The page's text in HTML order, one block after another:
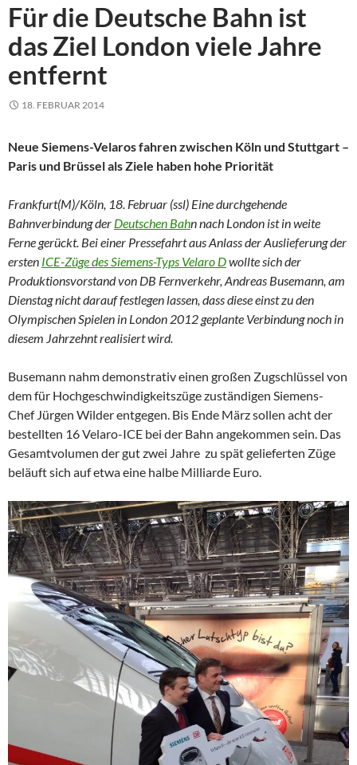
Für die Deutsche Bahn ist
das Ziel London viele Jahre
entfernt
18. FEBRUAR 2014
Neue Siemens-Velaros fahren zwischen Köln und Stuttgart –
Paris und Brüssel als Ziele haben hohe Priorität
Frankfurt(M)/Köln, 18. Februar (ssl) Eine durchgehende
Bahnverbindung der Deutschen Bahn nach London ist in weite
Ferne gerückt. Bei einer Pressefahrt aus Anlass der Auslieferung der
ersten ICE-Züge des Siemens-Typs Velaro Dwollte sich der
Produktionsvorstand von DB Fernverkehr, Andreas Busemann, am
Dienstag nicht darauf festlegen lassen, dass diese einst zu den
Olympischen Spielen in London 2012 geplante Verbindung noch in
diesem Jahrzehnt realisiert wird.
Busemann nahm demonstrativ einen großen Zugschlüssel von
dem für Hochgeschwindigkeitszüge zuständigen Siemens-
Chef Jürgen Wilder entgegen. Bis Ende März sollen acht der
bestellten 16 Velaro-ICE bei der Bahn angekommen sein. Das
Gesamtvolumen der gut zwei Jahre zu spät gelieferten Züge
beläuft sich auf etwa eine halbe Milliarde Euro.